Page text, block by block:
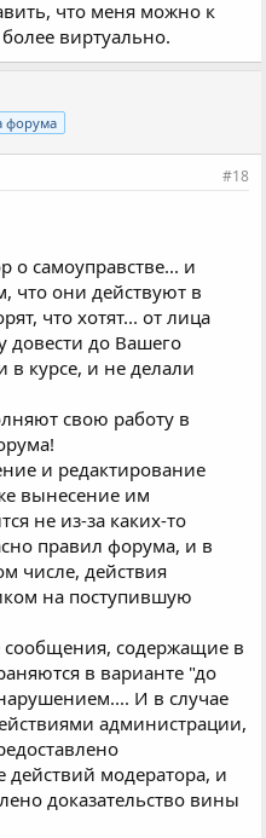
что меня можно к
виртуально.
форума
#18
о самоуправстве... и
что они действуют в
что хотят... от лица
довести до Вашего
курсе, и не делали
свою работу в
и редактирование
вынесение им
не из-за каких-то
правил форума, и в
числе, действия
на поступившую
содержащие в
в варианте "до
И в случае
администрации,
действий модератора, и
доказательство вины